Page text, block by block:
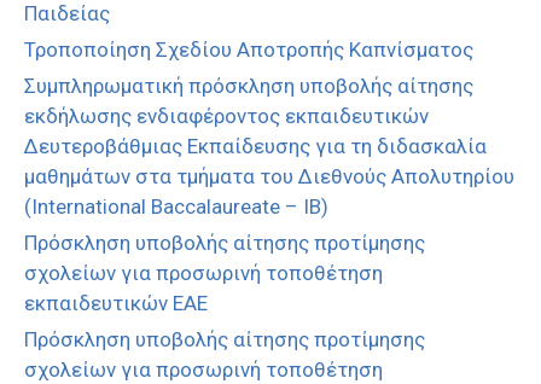
Παιδείας
Τροποποίηση Σχεδίου Αποτροπής Καπνίσματος
Συμπληρωματική πρόσκληση υποβολής αίτησης
εκδήλωσης ενδιαφέροντος εκπαιδευτικών
Δευτεροβάθμιας Εκπαίδευσης για τη διδασκαλία
μαθημάτων στα τμήματα του Διεθνούς Απολυτηρίου
(International Baccalaureate – IB)
Πρόσκληση υποβολής αίτησης προτίμησης
σχολείων για προσωρινή τοποθέτηση
εκπαιδευτικών ΕΑΕ
Πρόσκληση υποβολής αίτησης προτίμησης
σχολείων για προσωρινή τοποθέτηση